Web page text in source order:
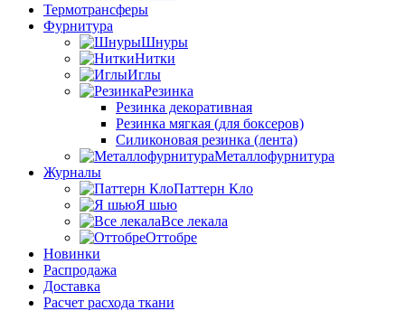
Термотрансферы
Фурнитура
Шнуры
Нитки
Иглы
Резинка
Резинка декоративная
Резинка мягкая (для боксеров)
Силиконовая резинка (лента)
Металлофурнитура
Журналы
Паттерн Кло
Я шью
Все лекала
Оттобре
Новинки
Распродажа
Доставка
Расчет расхода ткани